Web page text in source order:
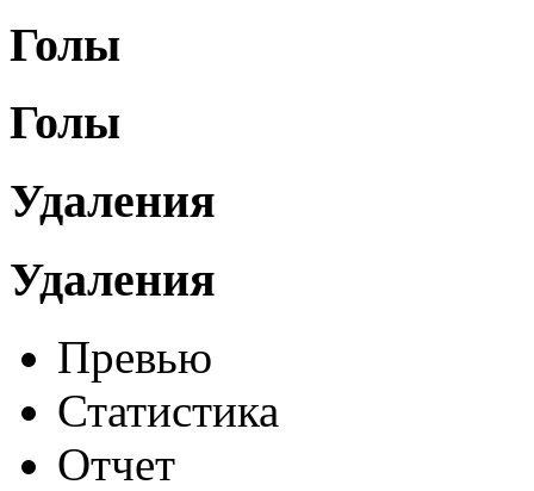
Голы
Голы
Удаления
Удаления
Превью
Статистика
Отчет